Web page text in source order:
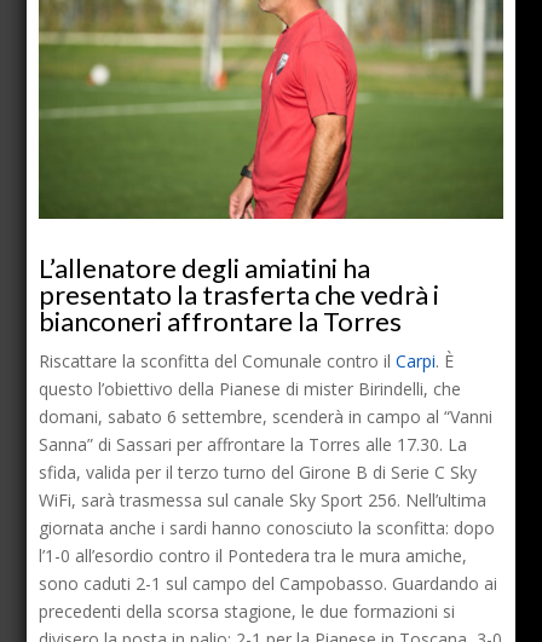
L’allenatore degli amiatini ha
presentato la trasferta che vedrà i
bianconeri affrontare la Torres
Riscattare la sconfitta del Comunale contro ilCarpi. È
questo l’obiettivo della Pianese di mister Birindelli, che
domani, sabato 6 settembre, scenderà in campo al “Vanni
Sanna” di Sassari per affrontare la Torres alle 17.30. La
sfida, valida per il terzo turno del Girone B di Serie C Sky
WiFi, sarà trasmessa sul canale Sky Sport 256. Nell’ultima
giornata anche i sardi hanno conosciuto la sconfitta: dopo
l’1-0 all’esordio contro il Pontedera tra le mura amiche,
sono caduti 2-1 sul campo del Campobasso. Guardando ai
precedenti della scorsa stagione, le due formazioni si